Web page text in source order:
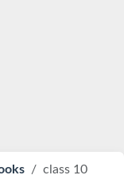
class 10